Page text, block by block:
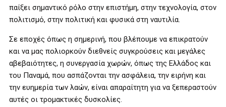
παίξει σημαντικό ρόλο στην επιστήμη, στην τεχνολογία, στον
πολιτισμό, στην πολιτική και φυσικά στη ναυτιλία.
Σε εποχές όπως η σημερινή, που βλέπουμε να επικρατούν
και να μας πολιορκούν διεθνείς συγκρούσεις και μεγάλες
αβεβαιότητες, η συνεργασία χωρών, όπως της Ελλάδος και
του Παναμά, που ασπάζονται την ασφάλεια, την ειρήνη και
την ευημερία των λαών, είναι απαραίτητη για να ξεπεραστούν
αυτές οι τρομακτικές δυσκολίες.